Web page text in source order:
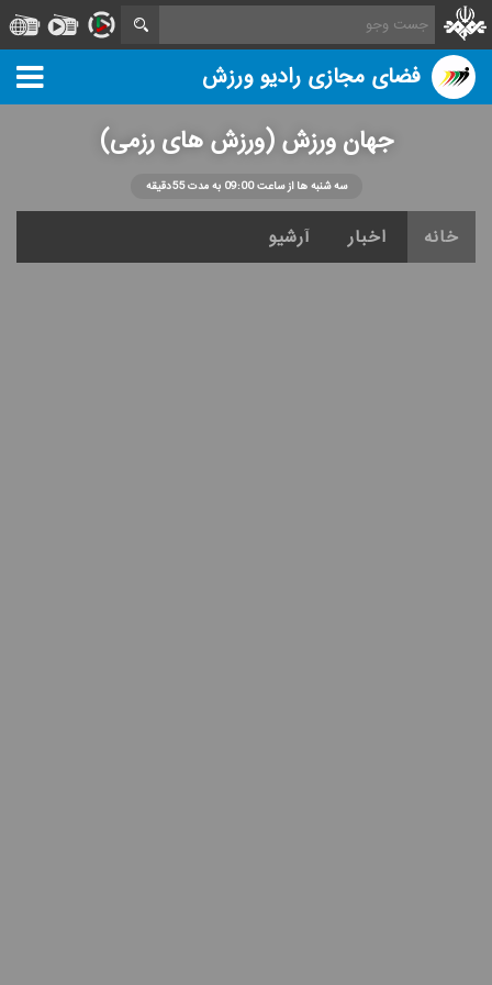
فضای مجازی رادیو ورزش
جهان ورزش (ورزش های رزمی)
سه شنبه ها از ساعت 09:00 به مدت 55دقیقه
خانه اخبار آرشیو